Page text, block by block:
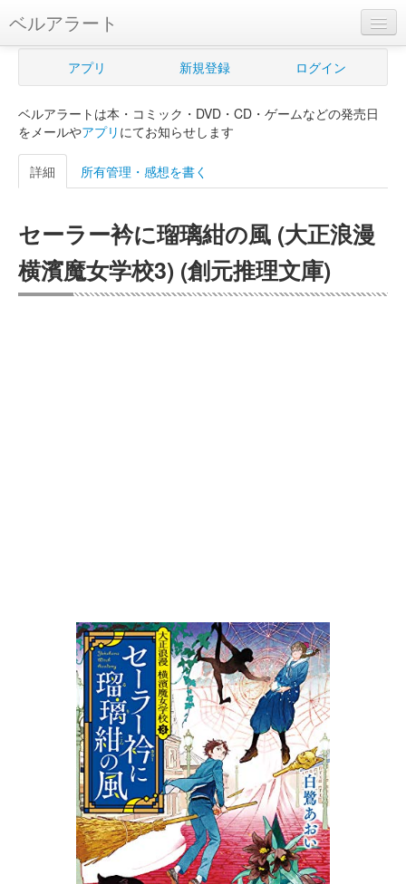
ベルアラート
ベルアラートとは
新規登録
ログイン
購入管理
Myシェルフ
アプリ 新規登録 ログイン
ベルアラートは本・コミック・DVD・CD・ゲームなどの発売日
をメールやアプリ にてお知らせします
詳細 所有管理・感想を書く
セーラー衿に瑠璃紺の風 (大正浪漫
横濱魔女学校3) (創元推理文庫)